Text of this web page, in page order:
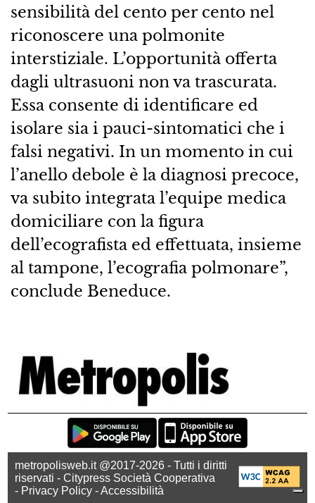
sensibilità del cento per cento nel
riconoscere una polmonite
interstiziale. L’opportunità offerta
dagli ultrasuoni non va trascurata.
Essa consente di identificare ed
isolare sia i pauci-sintomatici che i
falsi negativi. In un momento in cui
l’anello debole è la diagnosi precoce,
va subito integrata l’equipe medica
domiciliare con la figura
dell’ecografista ed effettuata, insieme
al tampone, l’ecografia polmonare”,
conclude Beneduce.
metropolisweb.it @2017-2026 - Tutti i diritti
riservati - Citypress Società Cooperativa
- Privacy Policy -Accessibilità